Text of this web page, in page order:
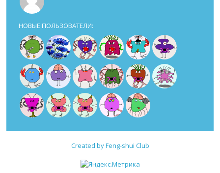
НОВЫЕ ПОЛЬЗОВАТЕЛИ:
Created by Feng-shui Club